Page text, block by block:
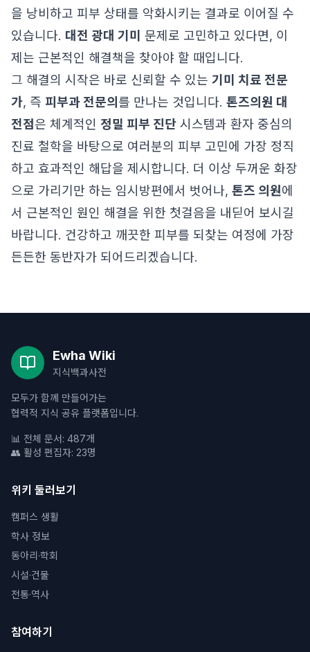
을 낭비하고 피부 상태를 악화시키는 결과로 이어질 수
있습니다. 대전 광대 기미 문제로 고민하고 있다면, 이
제는 근본적인 해결책을 찾아야 할 때입니다.
그 해결의 시작은 바로 신뢰할 수 있는 기미 치료 전문
가, 즉 피부과 전문의 를 만나는 것입니다. 톤즈의원 대
전점은 체계적인 정밀 피부 진단 시스템과 환자 중심의
진료 철학을 바탕으로 여러분의 피부 고민에 가장 정직
하고 효과적인 해답을 제시합니다. 더 이상 두꺼운 화장
으로 가리기만 하는 임시방편에서 벗어나, 톤즈 의원에
서 근본적인 원인 해결을 위한 첫걸음을 내딛어 보시길
바랍니다. 건강하고 깨끗한 피부를 되찾는 여정에 가장
든든한 동반자가 되어드리겠습니다.
Ewha Wiki
지식백과사전
모두가 함께 만들어가는
협력적 지식 공유 플랫폼입니다.
📊 전체 문서: 487개
👥 활성 편집자: 23명
위키 둘러보기
캠퍼스 생활
학사 정보
동아리·학회
시설·건물
전통·역사
참여하기